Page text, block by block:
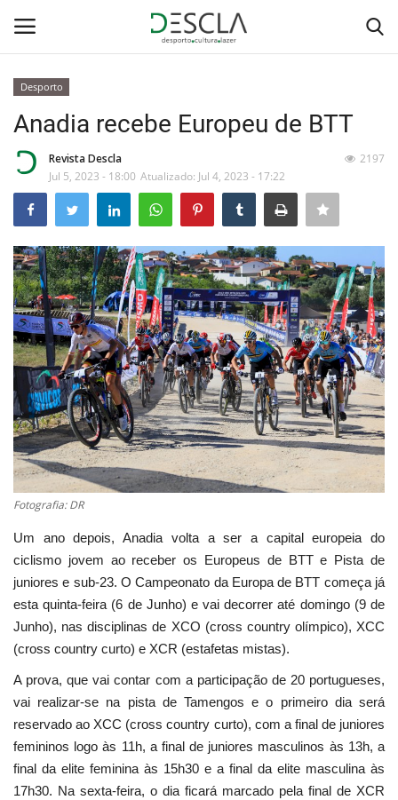
Home
...by Descla
Desporto
Contactos
Sobre Nós
Educação
Estatuto Editorial
Saúde
Cultura
Lazer
Ambiente
Desporto
Anadia recebe Europeu de BTT
Revista Descla
Jul 5, 2023 - 18:00 Atualizado: Jul 4, 2023 - 17:22
2197
Fotografia: DR
Um ano depois, Anadia volta a ser a capital europeia do
ciclismo jovem ao receber os Europeus de BTT e Pista de
juniores e sub-23. O Campeonato da Europa de BTT começa já
esta quinta-feira (6 de Junho) e vai decorrer até domingo (9 de
Junho), nas disciplinas de XCO (cross country olímpico), XCC
(cross country curto) e XCR (estafetas mistas).
A prova, que vai contar com a participação de 20 portugueses,
vai realizar-se na pista de Tamengos e o primeiro dia será
reservado ao XCC (cross country curto), com a final de juniores
femininos logo às 11h, a final de juniores masculinos às 13h, a
final da elite feminina às 15h30 e a final da elite masculina às
17h30. Na sexta-feira, o dia ficará marcado pela final de XCR